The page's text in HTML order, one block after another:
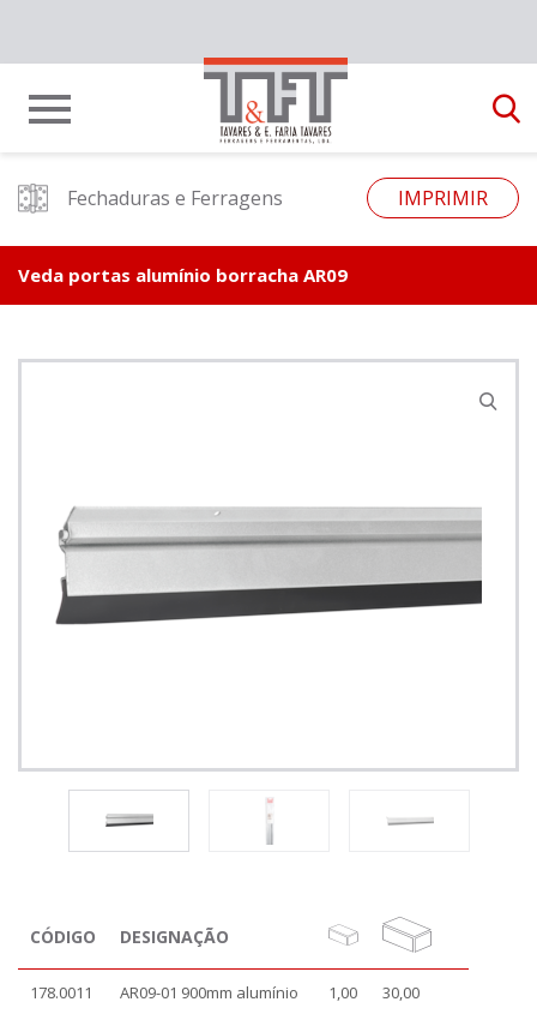
Fechaduras e Ferragens IMPRIMIR
Veda portas alumínio borracha AR09
CÓDIGO DESIGNAÇÃO
178.0011 AR09-01 900mm alumínio 1,00 30,00